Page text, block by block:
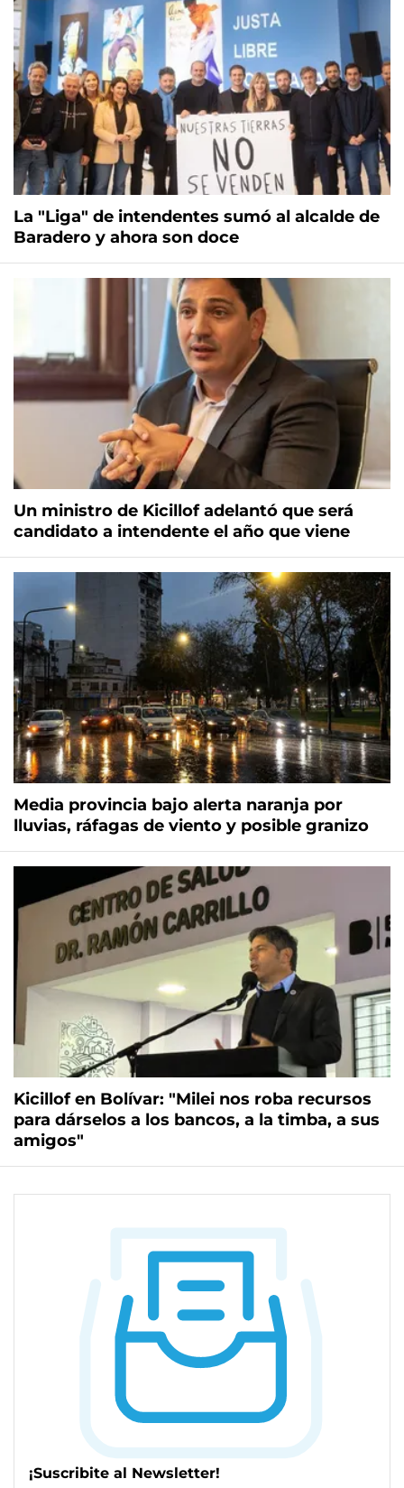
La "Liga" de intendentes sumó al alcalde de
Baradero y ahora son doce
Un ministro de Kicillof adelantó que será
candidato a intendente el año que viene
Media provincia bajo alerta naranja por
lluvias, ráfagas de viento y posible granizo
Kicillof en Bolívar: "Milei nos roba recursos
para dárselos a los bancos, a la timba, a sus
amigos"
¡Suscribite al Newsletter!